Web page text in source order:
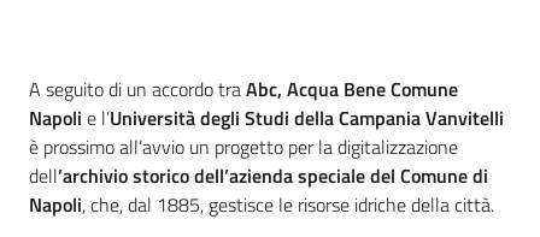
Introduzione
A seguito di un accordo traAbc, Acqua Bene Comune
Napoli e l’Università degli Studi della Campania Vanvitelli
è prossimo all’avvio un progetto per la digitalizzazione
dell’archivio storico dell’azienda speciale del Comune di
Napoli, che, dal 1885, gestisce le risorse idriche della città.